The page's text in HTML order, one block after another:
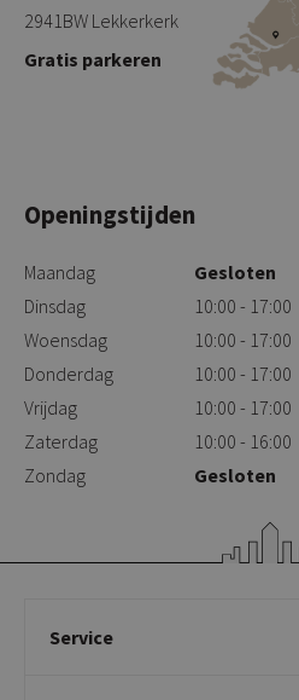
2941BW Lekkerkerk
Gratis parkeren
Openingstijden
Maandag
Gesloten
Dinsdag
10:00 - 17:00
Woensdag
10:00 - 17:00
Donderdag
10:00 - 17:00
Vrijdag
10:00 - 17:00
Zaterdag
10:00 - 16:00
Zondag
Gesloten
Service